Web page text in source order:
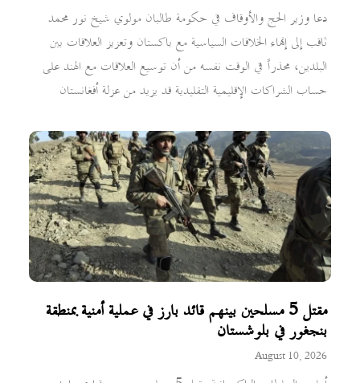
دعا وزير الحج والأوقاف في حكومة طالبان مولوي شيخ نور محمد
ثاقب إلى إنهاء الخلافات السياسية مع باكستان وتعزيز العلاقات بين
البلدين، محذراً في الوقت نفسه من أن توسيع العلاقات مع الهند على
حساب الشراكات الإقليمية التقليدية قد يزيد من عزلة أفغانستان
مقتل 5 مسلحين بينهم قائد بارز في عملية أمنية بمنطقة
بنجغور في بلوشستان
August 10, 2026